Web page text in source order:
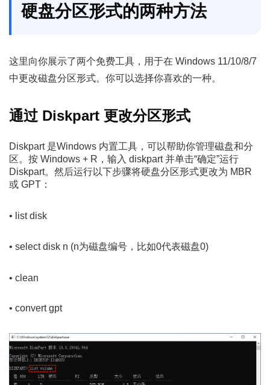
硬盘分区形式的两种方法
这里向你展示了两个免费工具，用于在 Windows 11/10/8/7
中更改磁盘分区形式。你可以选择你喜欢的一种。
通过 Diskpart 更改分区形式
Diskpart 是Windows 内置工具，可以帮助你管理磁盘和分
区。按 Windows + R，输入 diskpart 并单击“确定”运行
Diskpart。然后运行以下步骤将硬盘分区形式更改为 MBR
或 GPT：
• list disk
• select disk n (n为磁盘编号，比如0代表磁盘0)
• clean
• convert gpt